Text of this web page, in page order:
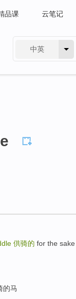
品课 云笔记
中英
供骑的 for the
的马